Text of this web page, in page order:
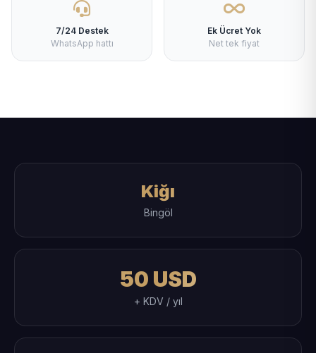
7/24 Destek
WhatsApp hattı
Ek Ücret Yok
Net tek fiyat
Kiğı
Bingöl
50 USD
+ KDV / yıl